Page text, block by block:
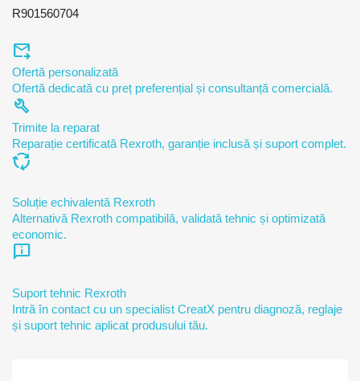
R901560704
forward_to_inbox
Ofertă personalizată
Ofertă dedicată cu preț preferențial și consultanță comercială.
build
Trimite la reparat
Reparație certificată Rexroth, garanție inclusă și suport complet.
cycle
Soluție echivalentă Rexroth
Alternativă Rexroth compatibilă, validată tehnic și optimizată
economic.
chat_info
Suport tehnic Rexroth
Intră în contact cu un specialist CreatX pentru diagnoză, reglaje
și suport tehnic aplicat produsului tău.